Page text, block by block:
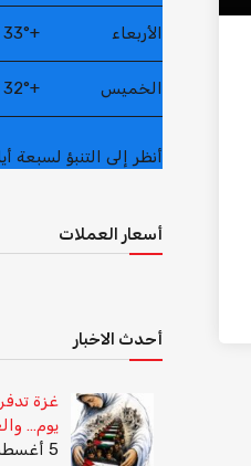
الأربعاء +
33°
الخميس +
32°
أنظر إلى التنبؤ لسبعة
أسعار العملات
أحدث الاخبار
غزة
يوم…
5 أغسطس، 2026